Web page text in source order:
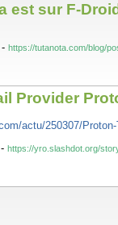
est sur F-Droid
- https://tutanota.com/blog/
Provider
actu/250307/
- https://yro.slashdot.org/